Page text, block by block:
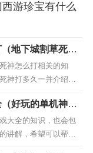
游珍宝有什么
地下城割草死神
神怎么打相关的知
神打多久一并介绍，
问题，别忘了关注本
览： 1、抖音地下城
城割草六芒星能打死
死吗 4、地下城割草攻
好玩的单机神奇
大全的知识，也会包
讲解，希望可以帮助
录一览： 1、神奇宝